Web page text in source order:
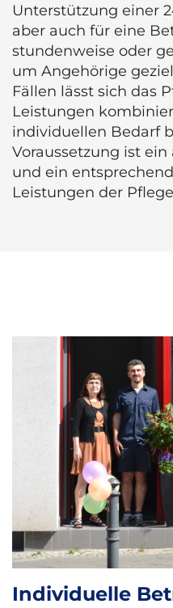
Unterstützung einer
aber auch für eine
stundenweise oder
um Angehörige
Fällen lässt sich das
Leistungen
individuellen Bedarf
Voraussetzung ist
und ein
Leistungen der
Individuelle